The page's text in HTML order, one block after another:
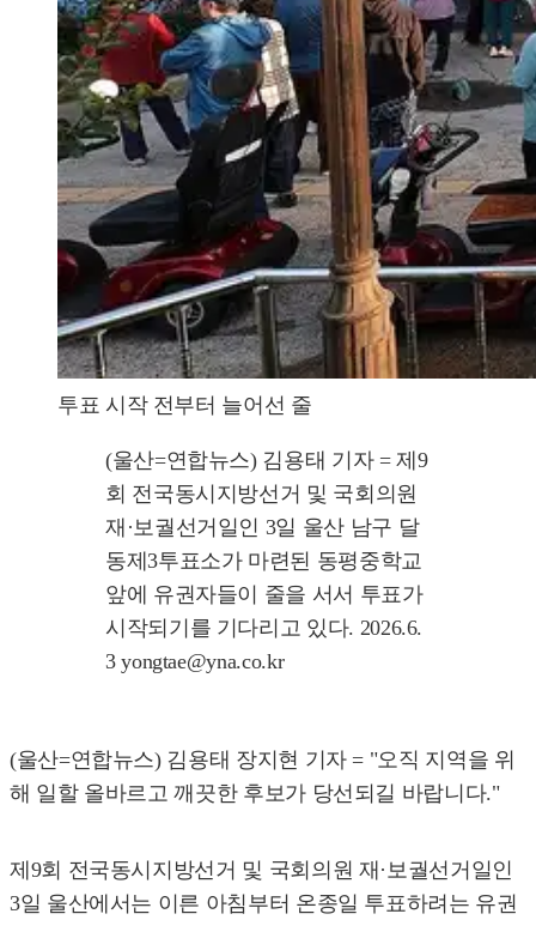
투표 시작 전부터 늘어선 줄
(울산=연합뉴스) 김용태 기자 = 제9
회 전국동시지방선거 및 국회의원
재·보궐선거일인 3일 울산 남구 달
동제3투표소가 마련된 동평중학교
앞에 유권자들이 줄을 서서 투표가
시작되기를 기다리고 있다. 2026.6.
3 yongtae@yna.co.kr
(울산=연합뉴스) 김용태 장지현 기자 = "오직 지역을 위
해 일할 올바르고 깨끗한 후보가 당선되길 바랍니다."
제9회 전국동시지방선거 및 국회의원 재·보궐선거일인
3일 울산에서는 이른 아침부터 온종일 투표하려는 유권